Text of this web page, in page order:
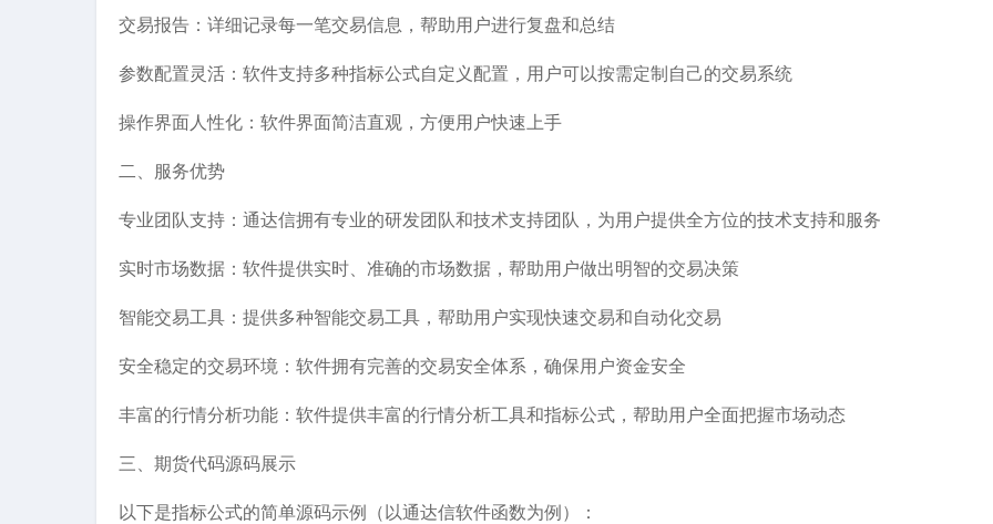
交易报告：详细记录每一笔交易信息，帮助用户进行复盘和总结
参数配置灵活：软件支持多种指标公式自定义配置，用户可以按需定制自己的交易系统
操作界面人性化：软件界面简洁直观，方便用户快速上手
二、服务优势
专业团队支持：通达信拥有专业的研发团队和技术支持团队，为用户提供全方位的技术支持和服务
实时市场数据：软件提供实时、准确的市场数据，帮助用户做出明智的交易决策
智能交易工具：提供多种智能交易工具，帮助用户实现快速交易和自动化交易
安全稳定的交易环境：软件拥有完善的交易安全体系，确保用户资金安全
丰富的行情分析功能：软件提供丰富的行情分析工具和指标公式，帮助用户全面把握市场动态
三、期货代码源码展示
以下是指标公式的简单源码示例（以通达信软件函数为例）：